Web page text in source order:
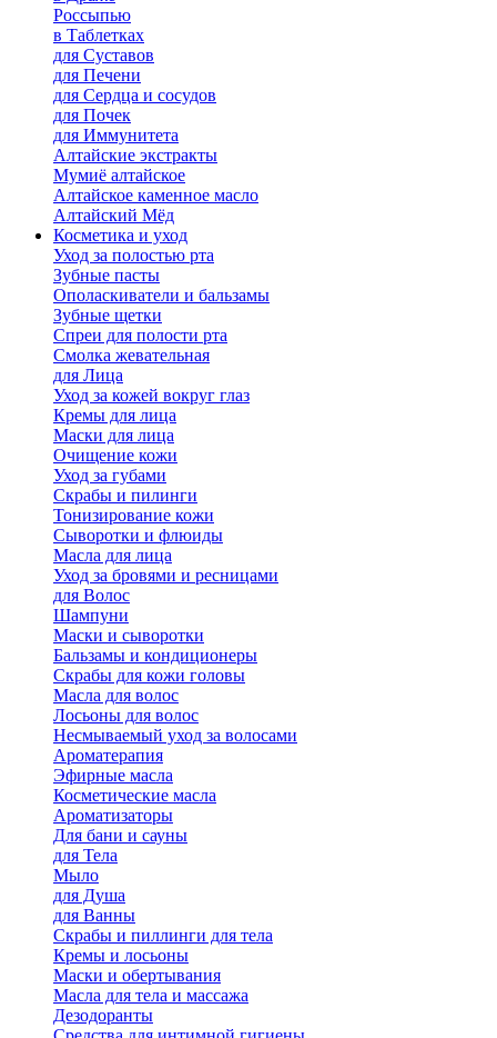
Россыпью
в Таблетках
для Cуставов
для Печени
для Сердца и сосудов
для Почек
для Иммунитета
Алтайские экстракты
Мумиё алтайское
Алтайское каменное масло
Алтайский Мёд
Косметика и уход
Уход за полостью рта
Зубные пасты
Ополаскиватели и бальзамы
Зубные щетки
Спреи для полости рта
Смолка жевательная
для Лица
Уход за кожей вокруг глаз
Кремы для лица
Маски для лица
Очищение кожи
Уход за губами
Скрабы и пилинги
Тонизирование кожи
Сыворотки и флюиды
Масла для лица
Уход за бровями и ресницами
для Волос
Шампуни
Маски и сыворотки
Бальзамы и кондиционеры
Скрабы для кожи головы
Масла для волос
Лосьоны для волос
Несмываемый уход за волосами
Ароматерапия
Эфирные масла
Косметические масла
Ароматизаторы
Для бани и сауны
для Тела
Мыло
для Душа
для Ванны
Скрабы и пиллинги для тела
Кремы и лосьоны
Маски и обертывания
Масла для тела и массажа
Дезодоранты